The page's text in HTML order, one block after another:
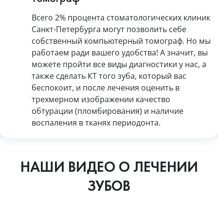
Всего 2% процента стоматологических клиник
Санкт-Петербурга могут позволить себе
собственный компьютерный томограф. Но мы
работаем ради вашего удобства! А значит, вы
можете пройти все виды диагностики у нас, а
также сделать КТ того зуба, который вас
беспокоит, и после лечения оценить в
трехмерном изображении качество
обтурации (пломбирования) и наличие
воспаления в тканях периодонта.
НАШИ ВИДЕО О ЛЕЧЕНИИ
ЗУБОВ